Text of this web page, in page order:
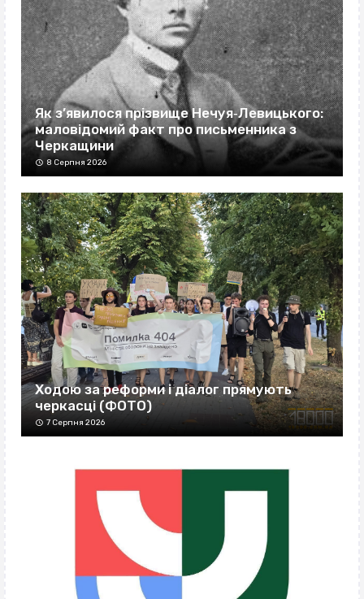
Як з’явилося прізвище Нечуя‐Левицького:
маловідомий факт про письменника з
Черкащини
8 Серпня 2026
Ходою за реформи і діалог прямують
черкасці (ФОТО)
7 Серпня 2026